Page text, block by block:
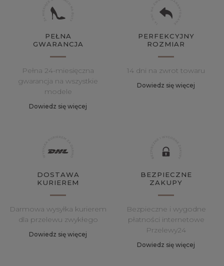
PEŁNA
GWARANCJA
Pełna 24-miesięczna
gwarancja na wszystkie
modele
Dowiedz się więcej
PERFEKCYJNY
ROZMIAR
14 dni na zwrot towaru
Dowiedz się więcej
DOSTAWA
KURIEREM
Darmowa wysyłka kurierem
dla przelewu zwykłego
Dowiedz się więcej
BEZPIECZNE
ZAKUPY
Bezpieczne i wygodne
płatności internetowe
Przelewy24
Dowiedz się więcej